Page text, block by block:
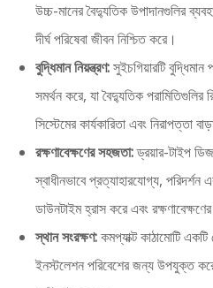
উচ্চ-মানের বৈদ্যুতিক উপাদানগুলির
দীর্ঘ পরিষেবা জীবন নিশ্চিত করে।
বুদ্ধিমান নিয়ন্ত্রণ:সুইচগিয়ারটি বুদ্ধিমান
সমর্থন করে, যা বৈদ্যুতিক পরামিতিগুলির
সিস্টেমের কার্যকারিতা এবং নিরাপত্তা
রক্ষণাবেক্ষণের সহজতা:ড্রয়ার-টাইপ
স্বাধীনভাবে প্রত্যাহারযোগ্য, পরিদর্শন
ডাউনটাইম হ্রাস করে এবং
স্থান সংরক্ষণ:কমপ্যাক্ট কাঠামোটি
ইনস্টলেশন পরিবেশের জন্য উপযুক্ত